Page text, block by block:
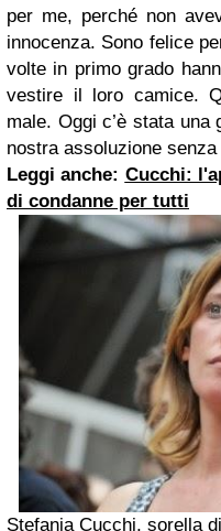
per me, perché non
innocenza. Sono felice
volte in primo grado
vestire il loro camice.
male. Oggi c’è stata
nostra assoluzione
Leggi anche: Cucchi:
di condanne per tutti
Stefania Cucchi, sorella